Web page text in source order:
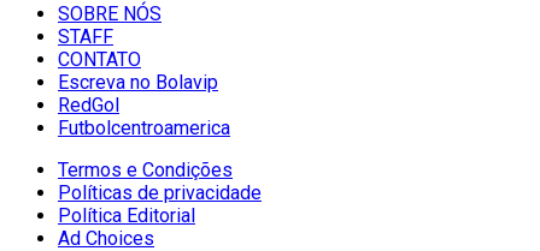
SOBRE NÓS
STAFF
CONTATO
Escreva no Bolavip
RedGol
Futbolcentroamerica
Termos e Condições
Políticas de privacidade
Política Editorial
Ad Choices